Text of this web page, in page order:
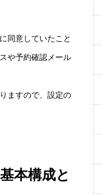
同意していたこと
や予約確認メール
ますので、設定の
本構成と